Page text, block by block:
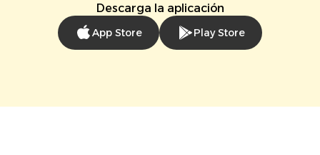
Descarga la aplicación
App Store Play Store